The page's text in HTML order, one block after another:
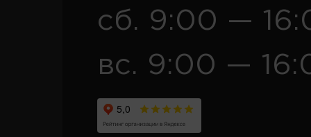
сб. 9:00 —
вс. 9:00 —